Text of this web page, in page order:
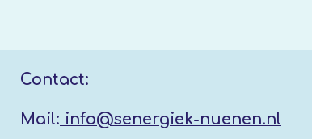
Contact:
Mail: info@senergiek-nuenen.nl